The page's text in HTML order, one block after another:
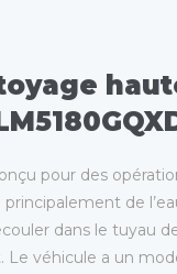
pour des
de
dans le tuyau
véhicule a un